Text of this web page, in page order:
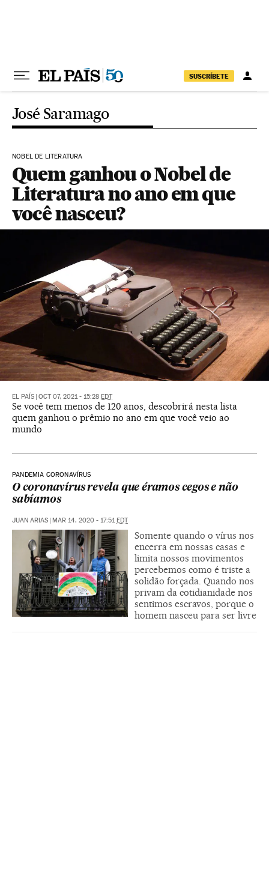
SUSCRÍBETE
José Saramago
NOBEL DE LITERATURA
Quem ganhou o Nobel de
Literatura no ano em que
você nasceu?
EL PAÍS OCT 07, 2021 - 15:28 EDT
Se você tem menos de 120 anos, descobrirá nesta lista
quem ganhou o prêmio no ano em que você veio ao
mundo
PANDEMIA CORONAVÍRUS
O coronavírus revela que éramos cegos e não
sabíamos
JUAN ARIAS MAR 14, 2020 - 17:51 EDT
Somente quando o vírus nos
encerra em nossas casas e
limita nossos movimentos
percebemos como é triste a
solidão forçada. Quando nos
privam da cotidianidade nos
sentimos escravos, porque o
homem nasceu para ser livre